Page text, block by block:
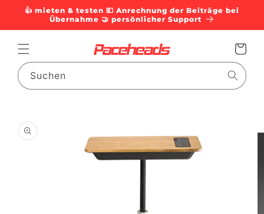
zum
👍 mieten & testen 💶 Anrechnung der Beiträge bei
Übernahme 🤝 persönlicher Support
Warenkorb
Suchen